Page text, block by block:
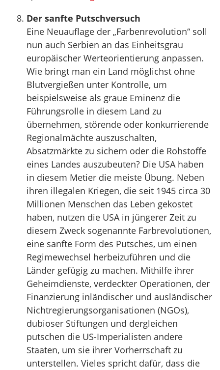
Der sanfte Putschversuch
Eine Neuauflage der „Farbenrevolution“ soll
nun auch Serbien an das Einheitsgrau
europäischer Werteorientierung anpassen.
Wie bringt man ein Land möglichst ohne
Blutvergießen unter Kontrolle, um
beispielsweise als graue Eminenz die
Führungsrolle in diesem Land zu
übernehmen, störende oder konkurrierende
Regionalmächte auszuschalten,
Absatzmärkte zu sichern oder die Rohstoffe
eines Landes auszubeuten? Die USA haben
in diesem Metier die meiste Übung. Neben
ihren illegalen Kriegen, die seit 1945 circa 30
Millionen Menschen das Leben gekostet
haben, nutzen die USA in jüngerer Zeit zu
diesem Zweck sogenannte Farbrevolutionen,
eine sanfte Form des Putsches, um einen
Regimewechsel herbeizuführen und die
Länder gefügig zu machen. Mithilfe ihrer
Geheimdienste, verdeckter Operationen, der
Finanzierung inländischer und ausländischer
Nichtregierungsorganisationen (NGOs),
dubioser Stiftungen und dergleichen
putschen die US-Imperialisten andere
Staaten, um sie ihrer Vorherrschaft zu
unterstellen. Vieles spricht dafür, dass die